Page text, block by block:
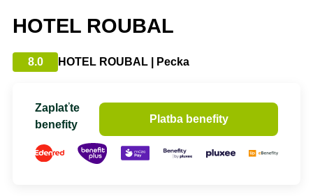
HOTEL ROUBAL
8.0 HOTEL ROUBAL | Pecka
Zaplaťte
benefity
Platba benefity